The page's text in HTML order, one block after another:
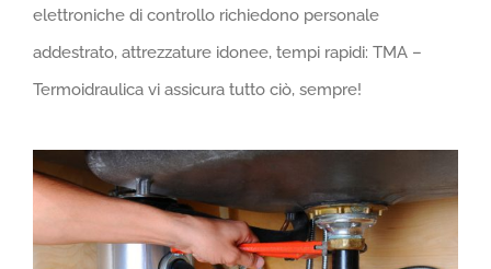
elettroniche di controllo richiedono personale
addestrato, attrezzature idonee, tempi rapidi: TMA –
Termoidraulica vi assicura tutto ciò, sempre!